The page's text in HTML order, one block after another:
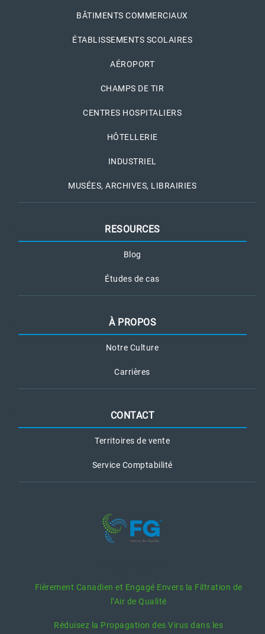
BÂTIMENTS COMMERCIAUX
ÉTABLISSEMENTS SCOLAIRES
AÉROPORT
CHAMPS DE TIR
CENTRES HOSPITALIERS
HÔTELLERIE
INDUSTRIEL
MUSÉES, ARCHIVES, LIBRAIRIES
RESOURCES
Blog
Études de cas
À PROPOS
Notre Culture
Carrières
CONTACT
Territoires de vente
Service Comptabilité
Fièrement Canadien et Engagé Envers la Filtration de
l’Air de Qualité
Réduisez la Propagation des Virus dans les